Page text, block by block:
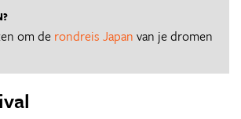
om de rondreis Japan van je dromen